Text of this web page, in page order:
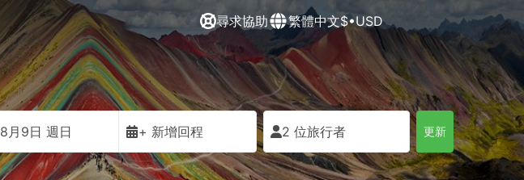
尋求協助 繁體中文$•USD
8月9日 週日 + 新增回程 2 位旅行者 更新